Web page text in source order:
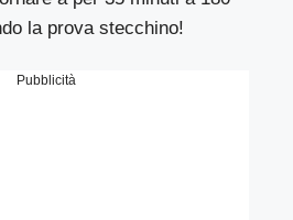
la prova stecchino!
Pubblicità